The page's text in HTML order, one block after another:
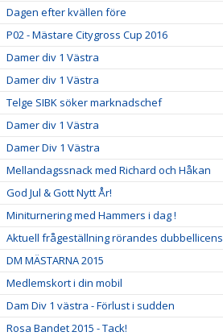
Dagen efter kvällen före
P02 - Mästare Citygross Cup 2016
Damer div 1 Västra
Damer div 1 Västra
Telge SIBK söker marknadschef
Damer div 1 Västra
Damer Div 1 Västra
Mellandagssnack med Richard och Håkan
God Jul & Gott Nytt År!
Miniturnering med Hammers i dag !
Aktuell frågeställning rörandes dubbellicens
DM MÄSTARNA 2015
Medlemskort i din mobil
Dam Div 1 västra - Förlust i sudden
Rosa Bandet 2015 - Tack!